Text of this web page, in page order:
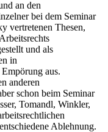
an den
bei dem Seminar
vertretenen Thesen,
und als
in
aus.
anderen
schon beim Seminar
, Tomandl, Winkler,
Ablehnung.